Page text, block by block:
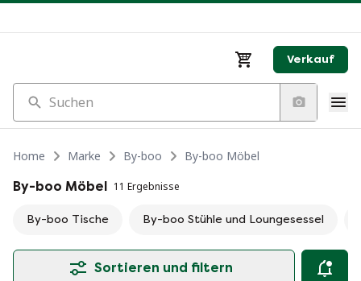
Verkauf
Suchen
Home Marke By-boo
By-boo Möbel
By-boo Möbel 11 Ergebnisse
By-boo Tische By-boo Stühle und Loungesessel
Sortieren und filtern